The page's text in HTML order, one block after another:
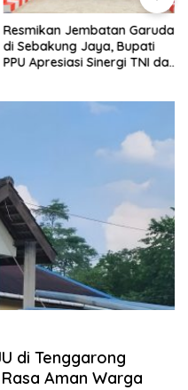
Resmikan Jembatan Garuda
di Sebakung Jaya, Bupati
PPU Apresiasi Sinergi TNI dan
di Tenggarong
Aman Warga